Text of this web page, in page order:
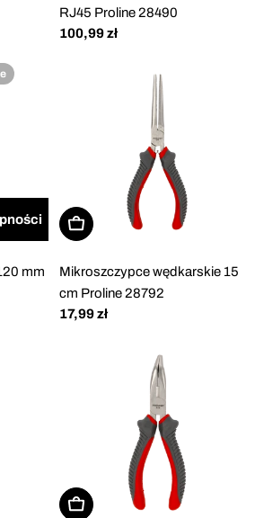
RJ45 Proline 28490
Cena
100,99 zł
mm
Dodaj do koszyka
Mikroszczypce wędkarskie 15
cm Proline 28792
Cena
17,99 zł
Dodaj do koszyka